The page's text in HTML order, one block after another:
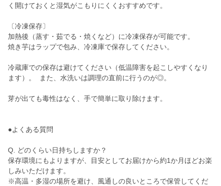
く開けておくと湿気がこもりにくくおすすめです。
〔冷凍保存〕
加熱後（蒸す・茹でる・焼くなど）に冷凍保存が可能です。
焼き芋はラップで包み、冷凍庫で保存してください。
冷蔵庫での保存は避けてください（低温障害を起こしやすくなり
ます）。 また、水洗いは調理の直前に行うのが◎。
芽が出ても毒性はなく、手で簡単に取り除けます。
●よくある質問
Q. どのくらい日持ちしますか？
保存環境にもよりますが、目安としてお届けから約1か月ほどお楽
しみいただけます。
※高温・多湿の場所を避け、風通しの良いところで保管してくだ